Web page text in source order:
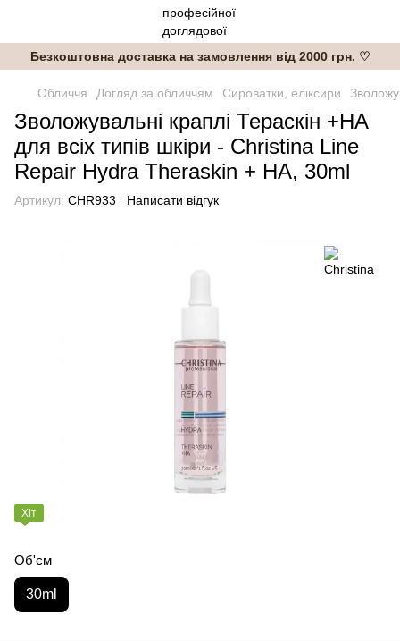
Безкоштовна доставка на замовлення від 2000 грн. ♡
Обличчя Догляд за обличчям Сироватки, еліксири
Зволожувальні краплі Тераскін +НА
для всіх типів шкіри - Christina Line
Repair Hydra Theraskin + HA, 30ml
Артикул: CHR933 Написати відгук
Хіт
Об'єм
30ml